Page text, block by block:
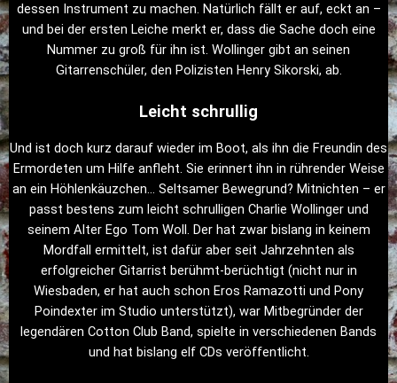
dessen Instrument zu machen. Natürlich fällt er auf, eckt an –
und bei der ersten Leiche merkt er, dass die Sache doch eine
Nummer zu groß für ihn ist. Wollinger gibt an seinen
Gitarrenschüler, den Polizisten Henry Sikorski, ab.
Leicht schrullig
Und ist doch kurz darauf wieder im Boot, als ihn die Freundin des
Ermordeten um Hilfe anfleht. Sie erinnert ihn in rührender Weise
an ein Höhlenkäuzchen… Seltsamer Bewegrund? Mitnichten – er
passt bestens zum leicht schrulligen Charlie Wollinger und
seinem Alter Ego Tom Woll. Der hat zwar bislang in keinem
Mordfall ermittelt, ist dafür aber seit Jahrzehnten als
erfolgreicher Gitarrist berühmt-berüchtigt (nicht nur in
Wiesbaden, er hat auch schon Eros Ramazotti und Pony
Poindexter im Studio unterstützt), war Mitbegründer der
legendären Cotton Club Band, spielte in verschiedenen Bands
und hat bislang elf CDs veröffentlicht.